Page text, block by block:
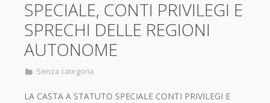
SPECIALE, CONTI PRIVILEGI E
SPRECHI DELLE REGIONI
AUTONOME
Senza categoria
LA CASTA A STATUTO SPECIALE CONTI PRIVILEGI E